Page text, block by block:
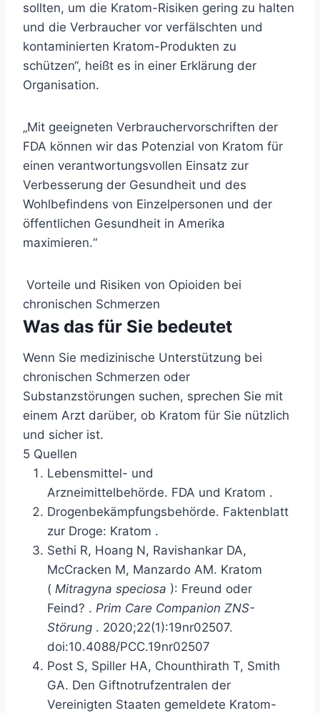
sollten, um die Kratom-Risiken gering zu halten
und die Verbraucher vor verfälschten und
kontaminierten Kratom-Produkten zu
schützen“, heißt es in einer Erklärung der
Organisation.
„Mit geeigneten Verbrauchervorschriften der
FDA können wir das Potenzial von Kratom für
einen verantwortungsvollen Einsatz zur
Verbesserung der Gesundheit und des
Wohlbefindens von Einzelpersonen und der
öffentlichen Gesundheit in Amerika
maximieren.“
Vorteile und Risiken von Opioiden bei
chronischen Schmerzen
Was das für Sie bedeutet
Wenn Sie medizinische Unterstützung bei
chronischen Schmerzen oder
Substanzstörungen suchen, sprechen Sie mit
einem Arzt darüber, ob Kratom für Sie nützlich
und sicher ist.
5 Quellen
Lebensmittel- und
Arzneimittelbehörde. FDA und Kratom .
Drogenbekämpfungsbehörde. Faktenblatt
zur Droge: Kratom .
Sethi R, Hoang N, Ravishankar DA,
McCracken M, Manzardo AM. Kratom
( Mitragyna speciosa ): Freund oder
Feind? . Prim Care Companion ZNS-
Störung . 2020;22(1):19nr02507.
doi:10.4088/PCC.19nr02507
Post S, Spiller HA, Chounthirath T, Smith
GA. Den Giftnotrufzentralen der
Vereinigten Staaten gemeldete Kratom-